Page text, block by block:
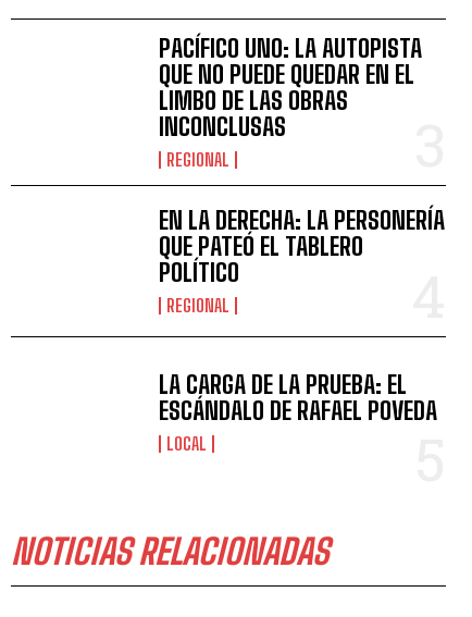
PACÍFICO UNO: LA AUTOPISTA
QUE NO PUEDE QUEDAR EN EL
LIMBO DE LAS OBRAS
INCONCLUSAS
REGIONAL
EN LA DERECHA: LA PERSONERÍA
QUE PATEÓ EL TABLERO
POLÍTICO
REGIONAL
LA CARGA DE LA PRUEBA: EL
ESCÁNDALO DE RAFAEL POVEDA
LOCAL
NOTICIAS RELACIONADAS